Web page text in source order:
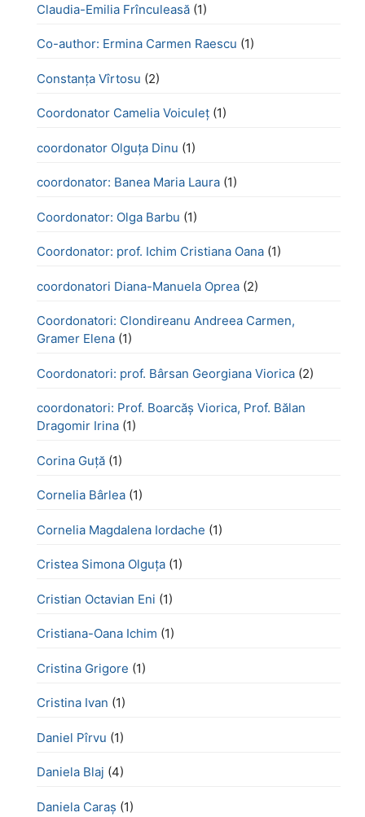
Claudia-Emilia Frînculeasă (1)
Co-author: Ermina Carmen Raescu (1)
Constanța Vîrtosu (2)
Coordonator Camelia Voiculeț (1)
coordonator Olguța Dinu (1)
coordonator: Banea Maria Laura (1)
Coordonator: Olga Barbu (1)
Coordonator: prof. Ichim Cristiana Oana (1)
coordonatori Diana-Manuela Oprea (2)
Coordonatori: Clondireanu Andreea Carmen,
Gramer Elena (1)
Coordonatori: prof. Bârsan Georgiana Viorica (2)
coordonatori: Prof. Boarcăș Viorica, Prof. Bălan
Dragomir Irina (1)
Corina Guță (1)
Cornelia Bârlea (1)
Cornelia Magdalena Iordache (1)
Cristea Simona Olguța (1)
Cristian Octavian Eni (1)
Cristiana-Oana Ichim (1)
Cristina Grigore (1)
Cristina Ivan (1)
Daniel Pîrvu (1)
Daniela Blaj (4)
Daniela Caraș (1)